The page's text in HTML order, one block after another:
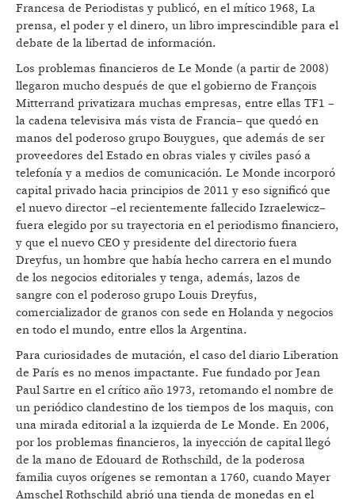
Francesa de Periodistas y publicó, en el mítico 1968, La
prensa, el poder y el dinero, un libro imprescindible para el
debate de la libertad de información.
Los problemas financieros de Le Monde (a partir de 2008)
llegaron mucho después de que el gobierno de François
Mitterrand privatizara muchas empresas, entre ellas TF1 –
la cadena televisiva más vista de Francia– que quedó en
manos del poderoso grupo Bouygues, que además de ser
proveedores del Estado en obras viales y civiles pasó a
telefonía y a medios de comunicación. Le Monde incorporó
capital privado hacia principios de 2011 y eso significó que
el nuevo director –el recientemente fallecido Izraelewicz–
fuera elegido por su trayectoria en el periodismo financiero,
y que el nuevo CEO y presidente del directorio fuera
Dreyfus, un hombre que había hecho carrera en el mundo
de los negocios editoriales y tenga, además, lazos de
sangre con el poderoso grupo Louis Dreyfus,
comercializador de granos con sede en Holanda y negocios
en todo el mundo, entre ellos la Argentina.
Para curiosidades de mutación, el caso del diario Liberation
de París es no menos impactante. Fue fundado por Jean
Paul Sartre en el crítico año 1973, retomando el nombre de
un periódico clandestino de los tiempos de los maquis, con
una mirada editorial a la izquierda de Le Monde. En 2006,
por los problemas financieros, la inyección de capital llegó
de la mano de Edouard de Rothschild, de la poderosa
familia cuyos orígenes se remontan a 1760, cuando Mayer
Amschel Rothschild abrió una tienda de monedas en el